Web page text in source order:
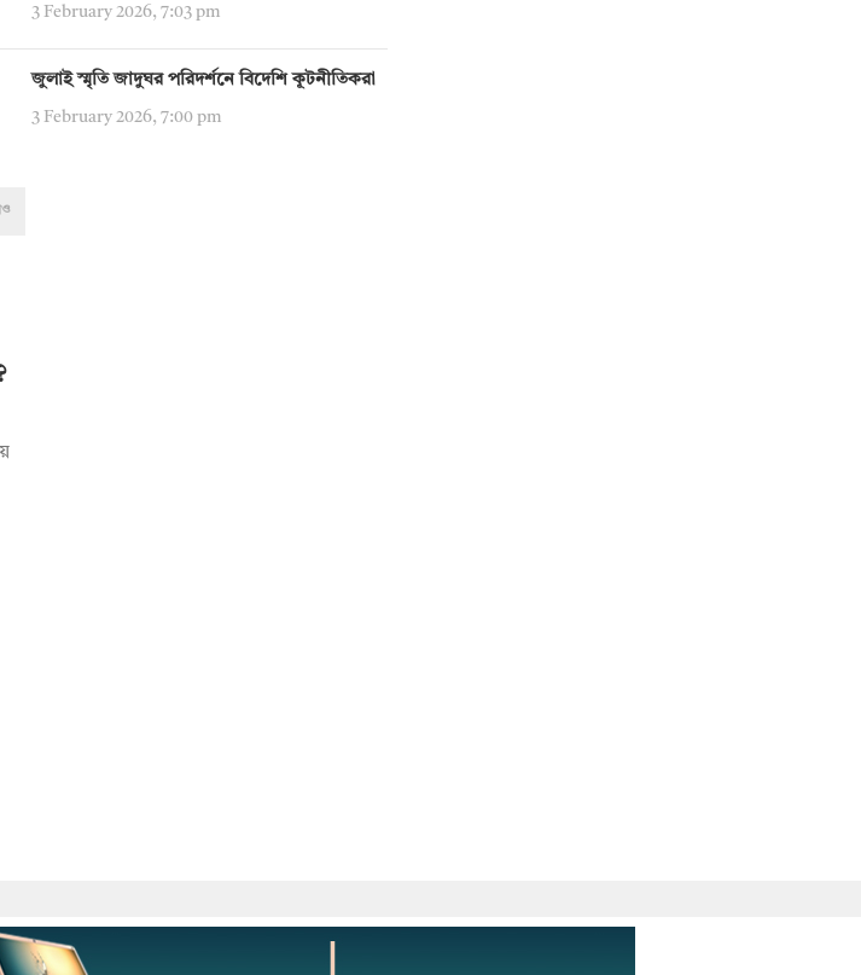
3 February 2026, 7:03 pm
জুলাই স্মৃতি জাদুঘর পরিদর্শনে বিদেশি কূটনীতিকরা
3 February 2026, 7:00 pm